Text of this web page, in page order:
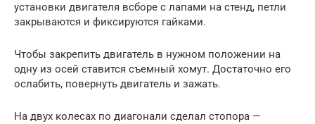
установки двигателя всборе с лапами на стенд, петли
закрываются и фиксируются гайками.
Чтобы закрепить двигатель в нужном положении на
одну из осей ставится съемный хомут. Достаточно его
ослабить, повернуть двигатель и зажать.
На двух колесах по диагонали сделал стопора —